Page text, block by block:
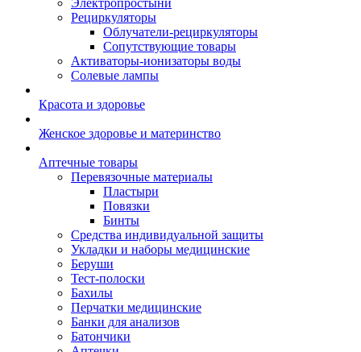
Электропростыни
Рециркуляторы
Облучатели-рециркуляторы
Сопутствующие товары
Активаторы-ионизаторы воды
Солевые лампы
Красота и здоровье
Женское здоровье и материнство
Аптечные товары
Перевязочные материалы
Пластыри
Повязки
Бинты
Средства индивидуальной защиты
Укладки и наборы медицинские
Беруши
Тест-полоски
Бахилы
Перчатки медицинские
Банки для анализов
Батончики